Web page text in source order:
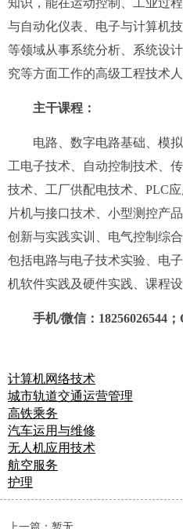
知识，能在运动控制、工业过
与自动化仪表、电子与计算机
等领域从事系统分析、系统设
究等方面工作的高级工程技术人
主干课程：
电路、数字电路基础、模
工电子技术、自动控制技术、
技术、工厂供配电技术、PLC
片机与接口技术、小型测控产
创新与实践实训、电气控制综
包括电路与电子技术实验、电
机软件实践及硬件实践、课程
手机/微信：18256026544；
计算机网络技术
城市轨道交通运营管理
高铁乘务
汽车运用与维修
无人机应用技术
航空服务
护理